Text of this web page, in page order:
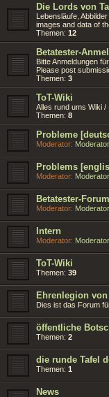
Die Lords von
Lebensläufe,
images and data of
Themen: 12
Betatester-
Bitte Anmeldungen
Please post
Themen: 3
ToT-Wiki
Alles rund ums Wiki
Themen: 8
Probleme
Moderator:
Problems
Moderator:
Betatester-
Moderator:
Intern
Moderator:
ToT-Wiki
Themen: 39
Ehrenlegion
Dies ist das Forum
öffentliche
Themen: 2
die runde Tafel
Themen: 1
News